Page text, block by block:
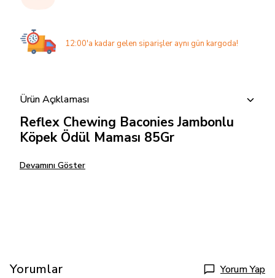
12:00'a kadar gelen siparişler aynı gün kargoda!
Ürün Açıklaması
Reflex Chewing Baconies Jambonlu
Köpek Ödül Maması 85Gr
Devamını Göster
Yorumlar Yorum Yap